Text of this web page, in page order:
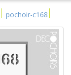
pochoir-c168